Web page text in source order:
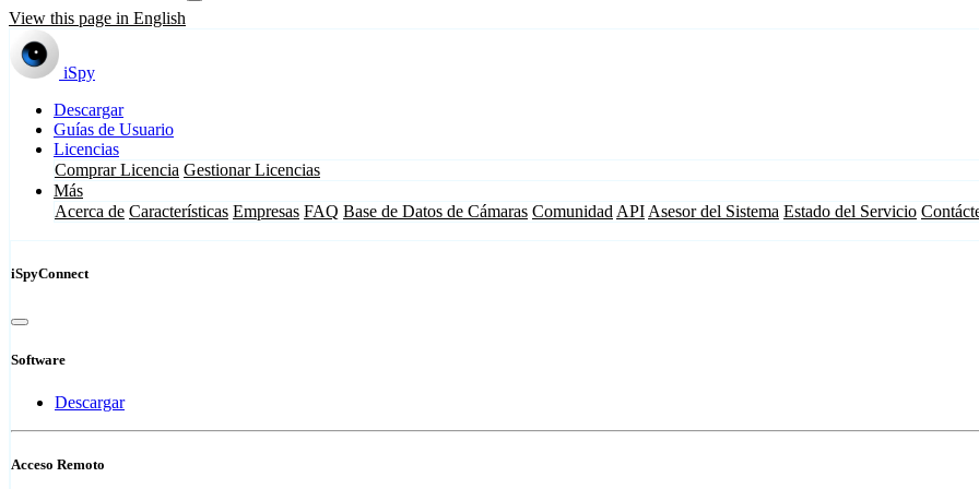
View this page in English
iSpy
Descargar
Guías de Usuario
Licencias
Comprar Licencia Gestionar Licencias
Más
Acerca de Características Empresas FAQ Base de Datos de Cámaras Comunidad API Asesor del Sistema Estado del Servicio
iSpyConnect
Software
Descargar
Acceso Remoto